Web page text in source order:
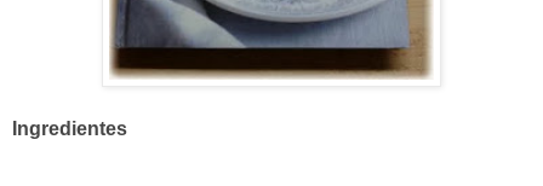
Ingredientes